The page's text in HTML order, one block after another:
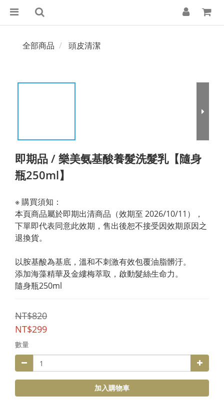
全部商品 頭皮清潔
即期品 / 樂美氨基酸養髮洗髮乳【隨身
瓶250ml】
※ 購買須知：
本頁商品屬於即期出清商品（效期至 2026/10/11），
下單即代表同意此效期，售出後恕不接受因效期原因之
退換貨。
以胺基酸為基底，溫和不刺激有效包覆油脂髒汙。
添加海藻精華及金縷梅萃取，啟動髮絲生命力。
隨身瓶250ml
NT$820
NT$299
數量
加入購物車